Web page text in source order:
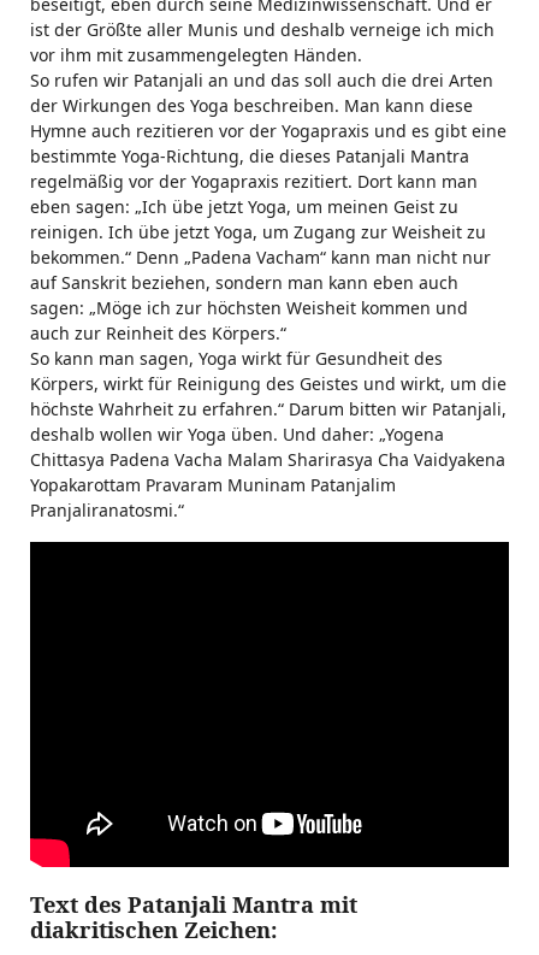
beseitigt, eben durch seine Medizinwissenschaft. Und er
ist der Größte aller Munis und deshalb verneige ich mich
vor ihm mit zusammengelegten Händen.
So rufen wir Patanjali an und das soll auch die drei Arten
der Wirkungen des Yoga beschreiben. Man kann diese
Hymne auch rezitieren vor der Yogapraxis und es gibt eine
bestimmte Yoga-Richtung, die dieses Patanjali Mantra
regelmäßig vor der Yogapraxis rezitiert. Dort kann man
eben sagen: „Ich übe jetzt Yoga, um meinen Geist zu
reinigen. Ich übe jetzt Yoga, um Zugang zur Weisheit zu
bekommen.“ Denn „Padena Vacham“ kann man nicht nur
auf Sanskrit beziehen, sondern man kann eben auch
sagen: „Möge ich zur höchsten Weisheit kommen und
auch zur Reinheit des Körpers.“
So kann man sagen, Yoga wirkt für Gesundheit des
Körpers, wirkt für Reinigung des Geistes und wirkt, um die
höchste Wahrheit zu erfahren.“ Darum bitten wir Patanjali,
deshalb wollen wir Yoga üben. Und daher: „Yogena
Chittasya Padena Vacha Malam Sharirasya Cha Vaidyakena
Yopakarottam Pravaram Muninam Patanjalim
Pranjaliranatosmi.“
Text des Patanjali Mantra mit
diakritischen Zeichen: